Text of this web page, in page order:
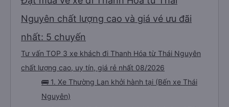
Nguyên chất lượng cao và giá vé ưu đãi
nhất: 5 chuyến
Tư vấn TOP 3 xe khách đi Thanh Hóa từ Thái Nguyên
chất lượng cao, uy tín, giá rẻ nhất 08/2026
🚌 1. Xe Thường Lan khởi hành tại (Bến xe Thái
Nguyên)